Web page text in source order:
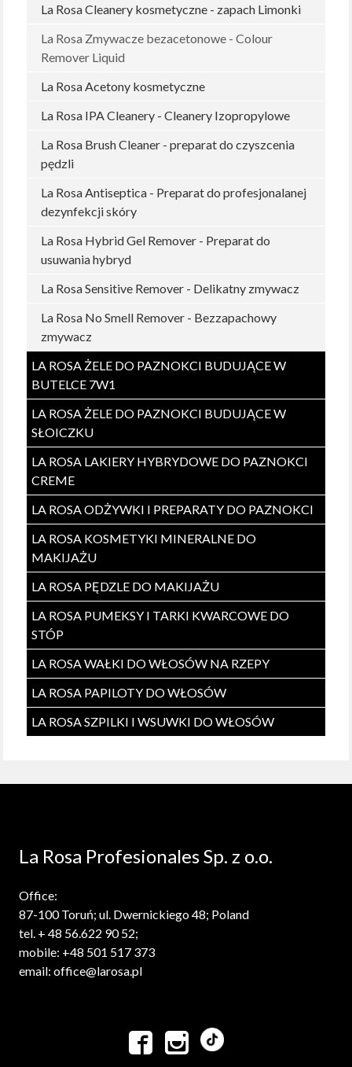
La Rosa Cleanery kosmetyczne - zapach Limonki
La Rosa Zmywacze bezacetonowe - Colour
Remover Liquid
La Rosa Acetony kosmetyczne
La Rosa IPA Cleanery - Cleanery Izopropylowe
La Rosa Brush Cleaner - preparat do czyszcenia
pędzli
La Rosa Antiseptica - Preparat do profesjonalanej
dezynfekcji skóry
La Rosa Hybrid Gel Remover - Preparat do
usuwania hybryd
La Rosa Sensitive Remover - Delikatny zmywacz
La Rosa No Smell Remover - Bezzapachowy
zmywacz
LA ROSA ŻELE DO PAZNOKCI BUDUJĄCE W
BUTELCE 7W1
LA ROSA ŻELE DO PAZNOKCI BUDUJĄCE W
SŁOICZKU
LA ROSA LAKIERY HYBRYDOWE DO PAZNOKCI
CREME
LA ROSA ODŻYWKI I PREPARATY DO PAZNOKCI
LA ROSA KOSMETYKI MINERALNE DO
MAKIJAŻU
LA ROSA PĘDZLE DO MAKIJAŻU
LA ROSA PUMEKSY I TARKI KWARCOWE DO
STÓP
LA ROSA WAŁKI DO WŁOSÓW NA RZEPY
LA ROSA PAPILOTY DO WŁOSÓW
LA ROSA SZPILKI I WSUWKI DO WŁOSÓW
La Rosa Profesionales Sp. z o.o.
Office:
87-100 Toruń; ul. Dwernickiego 48; Poland
tel. + 48 56.622 90 52;
mobile: +48 501 517 373
email: office@larosa.pl
 